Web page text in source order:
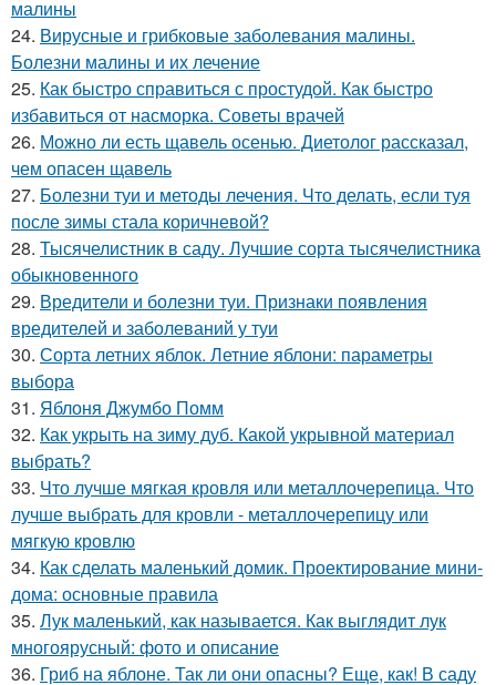
малины
24. Вирусные и грибковые заболевания малины.
Болезни малины и их лечение
25. Как быстро справиться с простудой. Как быстро
избавиться от насморка. Советы врачей
26. Можно ли есть щавель осенью. Диетолог рассказал,
чем опасен щавель
27. Болезни туи и методы лечения. Что делать, если туя
после зимы стала коричневой?
28. Тысячелистник в саду. Лучшие сорта тысячелистника
обыкновенного
29. Вредители и болезни туи. Признаки появления
вредителей и заболеваний у туи
30. Сорта летних яблок. Летние яблони: параметры
выбора
31. Яблоня Джумбо Помм
32. Как укрыть на зиму дуб. Какой укрывной материал
выбрать?
33. Что лучше мягкая кровля или металлочерепица. Что
лучше выбрать для кровли - металлочерепицу или
мягкую кровлю
34. Как сделать маленький домик. Проектирование мини-
дома: основные правила
35. Лук маленький, как называется. Как выглядит лук
многоярусный: фото и описание
36. Гриб на яблоне. Так ли они опасны? Еще, как! В саду